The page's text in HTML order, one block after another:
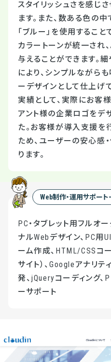
スタイリッシュさを感じ
ます。また、数ある色の
「ブルー」を使用するこ
カラートーンが統一され
与えることができます。
により、シンプルながら
ーデザインとして仕上げ
実績として、実際にお客
アント様の企業ロゴをデ
た。お客様が導入支援を
ため、ユーザーの安心感
ります。
Web制作・運用サポート
PC・タブレット用フルオ
ナルWebデザイン、PC用
ーム作成、HTML/CSSコ
サイト）、Googleアナリ
発、jQueryコーディング、
ーサポート